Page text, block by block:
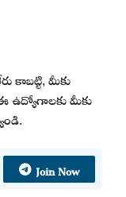
కాబట్టి, మీకు
ఉద్యోగాలకు మీకు
Join Now